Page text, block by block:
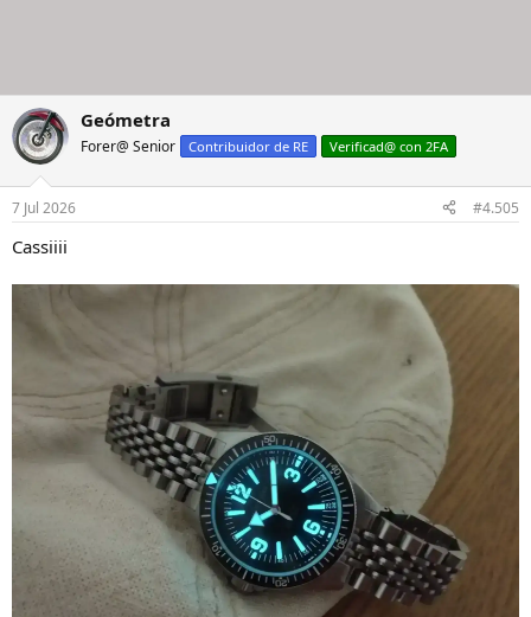
Geómetra
Forer@ Senior Contribuidor de RE Verificad@ con 2FA
7 Jul 2026 #4.505
Cassiiii